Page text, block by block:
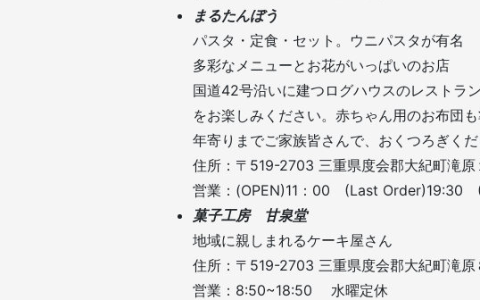
まるたんぼう
パスタ・定食・セット。ウニパスタが有名
多彩なメニューとお花がいっぱいのお店
国道42号沿いに建つログハウスのレストラ
をお楽しみください。赤ちゃん用のお布団
年寄りまでご家族皆さんで、おくつろぎくだ
住所：〒519-2703 三重県度会郡大紀町滝原
営業：(OPEN)11：00 (Last Order)19:30
菓子工房 甘泉堂
地域に親しまれるケーキ屋さん
住所：〒519-2703 三重県度会郡大紀町滝原
営業：8:50~18:50 水曜定休